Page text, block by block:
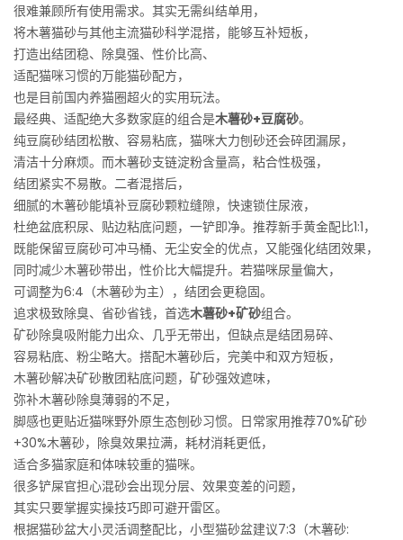
很难兼顾所有使用需求。其实无需纠结单用，
将木薯猫砂与其他主流猫砂科学混搭，能够互补短板，
打造出结团稳、除臭强、性价比高、
适配猫咪习惯的万能猫砂配方，
也是目前国内养猫圈超火的实用玩法。
最经典、适配绝大多数家庭的组合是木薯砂+豆腐砂。
纯豆腐砂结团松散、容易粘底，猫咪大力刨砂还会碎团漏尿，
清洁十分麻烦。而木薯砂支链淀粉含量高，粘合性极强，
结团紧实不易散。二者混搭后，
细腻的木薯砂能填补豆腐砂颗粒缝隙，快速锁住尿液，
杜绝盆底积尿、贴边粘底问题，一铲即净。推荐新手黄金配比1:1，
既能保留豆腐砂可冲马桶、无尘安全的优点，又能强化结团效果，
同时减少木薯砂带出，性价比大幅提升。若猫咪尿量偏大，
可调整为6:4（木薯砂为主），结团会更稳固。
追求极致除臭、省砂省钱，首选木薯砂+矿砂组合。
矿砂除臭吸附能力出众、几乎无带出，但缺点是结团易碎、
容易粘底、粉尘略大。搭配木薯砂后，完美中和双方短板，
木薯砂解决矿砂散团粘底问题，矿砂强效遮味，
弥补木薯砂除臭薄弱的不足，
脚感也更贴近猫咪野外原生态刨砂习惯。日常家用推荐70%矿砂
+30%木薯砂，除臭效果拉满，耗材消耗更低，
适合多猫家庭和体味较重的猫咪。
很多铲屎官担心混砂会出现分层、效果变差的问题，
其实只要掌握实操技巧即可避开雷区。
根据猫砂盆大小灵活调整配比，小型猫砂盆建议7:3（木薯砂: